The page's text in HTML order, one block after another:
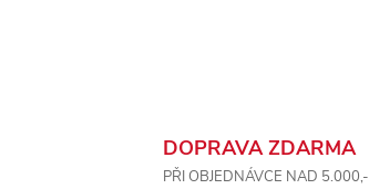
DOPRAVA ZDARMA
PŘI OBJEDNÁVCE NAD 5.000,-